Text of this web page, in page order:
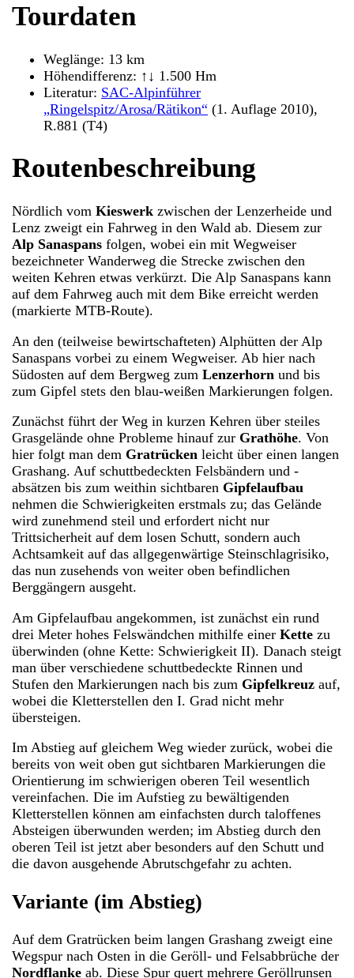
Tourdaten
Weglänge: 13 km
Höhendifferenz: ↑↓ 1.500 Hm
Literatur: SAC-Alpinführer
„Ringelspitz/Arosa/Rätikon“ (1. Auflage 2010),
R.881 (T4)
Routenbeschreibung
Nördlich vomKieswerk zwischen der Lenzerheide und
Lenz zweigt ein Fahrweg in den Wald ab. Diesem zur
Alp Sanaspans folgen, wobei ein mit Wegweiser
bezeichneter Wanderweg die Strecke zwischen den
weiten Kehren etwas verkürzt. Die Alp Sanaspans kann
auf dem Fahrweg auch mit dem Bike erreicht werden
(markierte MTB-Route).
An den (teilweise bewirtschafteten) Alphütten der Alp
Sanaspans vorbei zu einem Wegweiser. Ab hier nach
Südosten auf dem Bergweg zumLenzerhorn und bis
zum Gipfel stets den blau-weißen Markierungen folgen.
Zunächst führt der Weg in kurzen Kehren über steiles
Grasgelände ohne Probleme hinauf zur Grathöhe. Von
hier folgt man dem Gratrücken leicht über einen langen
Grashang. Auf schuttbedeckten Felsbändern und -
absätzen bis zum weithin sichtbaren Gipfelaufbau
nehmen die Schwierigkeiten erstmals zu; das Gelände
wird zunehmend steil und erfordert nicht nur
Trittsicherheit auf dem losen Schutt, sondern auch
Achtsamkeit auf das allgegenwärtige Steinschlagrisiko,
das nun zusehends von weiter oben befindlichen
Berggängern ausgeht.
Am Gipfelaufbau angekommen, ist zunächst ein rund
drei Meter hohes Felswändchen mithilfe einerKette zu
überwinden (ohne Kette: Schwierigkeit II). Danach steigt
man über verschiedene schuttbedeckte Rinnen und
Stufen den Markierungen nach bis zum Gipfelkreuz auf,
wobei die Kletterstellen den I. Grad nicht mehr
übersteigen.
Im Abstieg auf gleichem Weg wieder zurück, wobei die
bereits von weit oben gut sichtbaren Markierungen die
Orientierung im schwierigen oberen Teil wesentlich
vereinfachen. Die im Aufstieg zu bewältigenden
Kletterstellen können am einfachsten durch taloffenes
Absteigen überwunden werden; im Abstieg durch den
oberen Teil ist jetzt aber besonders auf den Schutt und
die davon ausgehende Abrutschgefahr zu achten.
Variante (im Abstieg)
Auf dem Gratrücken beim langen Grashang zweigt eine
Wegspur nach Osten in die Geröll- und Felsabbrüche der
Nordflanke ab. Diese Spur quert mehrere Geröllrunsen